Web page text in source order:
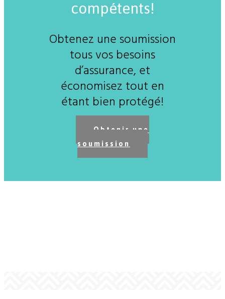
compétents!
Obtenez une soumission
tous vos besoins
d’assurance, et
économisez tout en
étant bien protégé!
Obtenir une
soumission